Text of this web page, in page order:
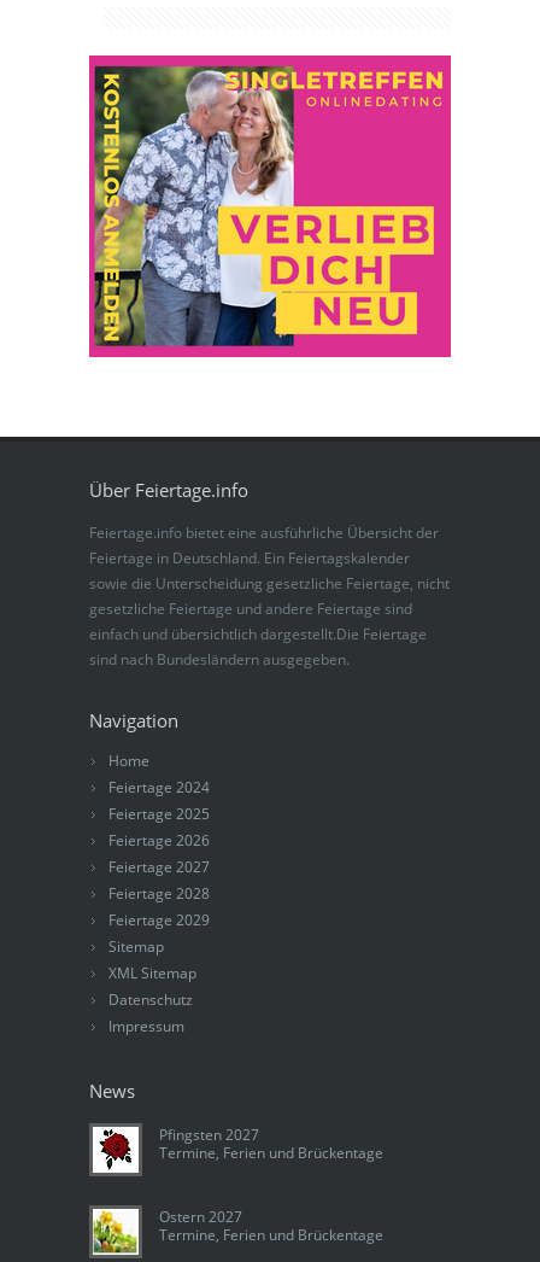
Über Feiertage.info
Feiertage.info bietet eine ausführliche Übersicht der
Feiertage in Deutschland. Ein Feiertagskalender
sowie die Unterscheidung gesetzliche Feiertage, nicht
gesetzliche Feiertage und andere Feiertage sind
einfach und übersichtlich dargestellt.Die Feiertage
sind nach Bundesländern ausgegeben.
Navigation
Home
Feiertage 2024
Feiertage 2025
Feiertage 2026
Feiertage 2027
Feiertage 2028
Feiertage 2029
Sitemap
XML Sitemap
Datenschutz
Impressum
News
Pfingsten 2027
Termine, Ferien und Brückentage
Ostern 2027
Termine, Ferien und Brückentage